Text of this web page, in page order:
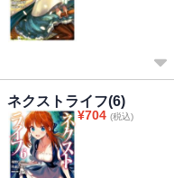
ネクストライフ(6)
¥704 (税込)